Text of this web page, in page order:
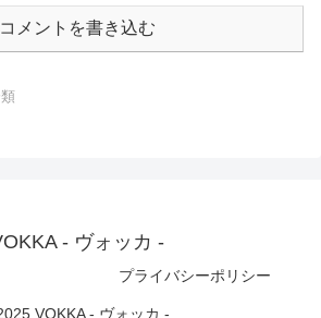
コメントを書き込む
- ヴォッカ -
プライバシーポリシー
VOKKA - ヴォッカ -.